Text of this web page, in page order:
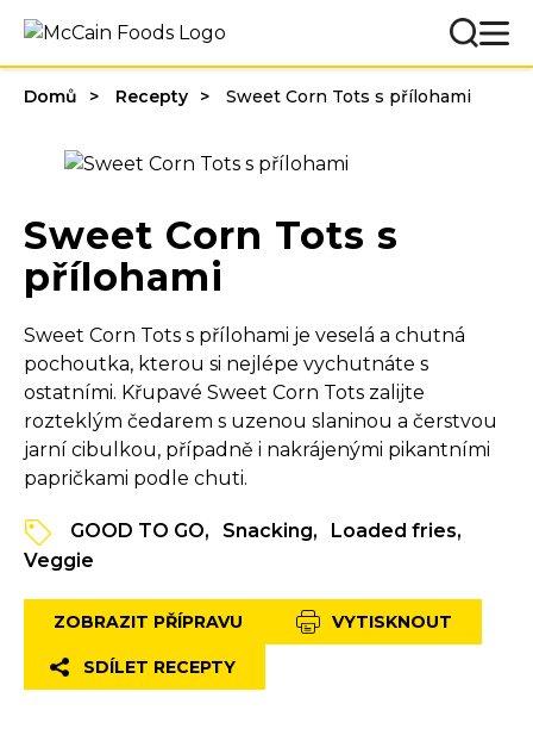
Domů Recepty Sweet Corn Tots s přílohami
Sweet Corn Tots s
přílohami
Sweet Corn Tots s přílohami je veselá a chutná
pochoutka, kterou si nejlépe vychutnáte s
ostatními. Křupavé Sweet Corn Tots zalijte
rozteklým čedarem s uzenou slaninou a čerstvou
jarní cibulkou, případně i nakrájenými pikantními
papričkami podle chuti.
GOOD TO GO Snacking
Loaded fries
Veggie
ZOBRAZIT PŘÍPRAVU VYTISKNOUT
SDÍLET RECEPTY